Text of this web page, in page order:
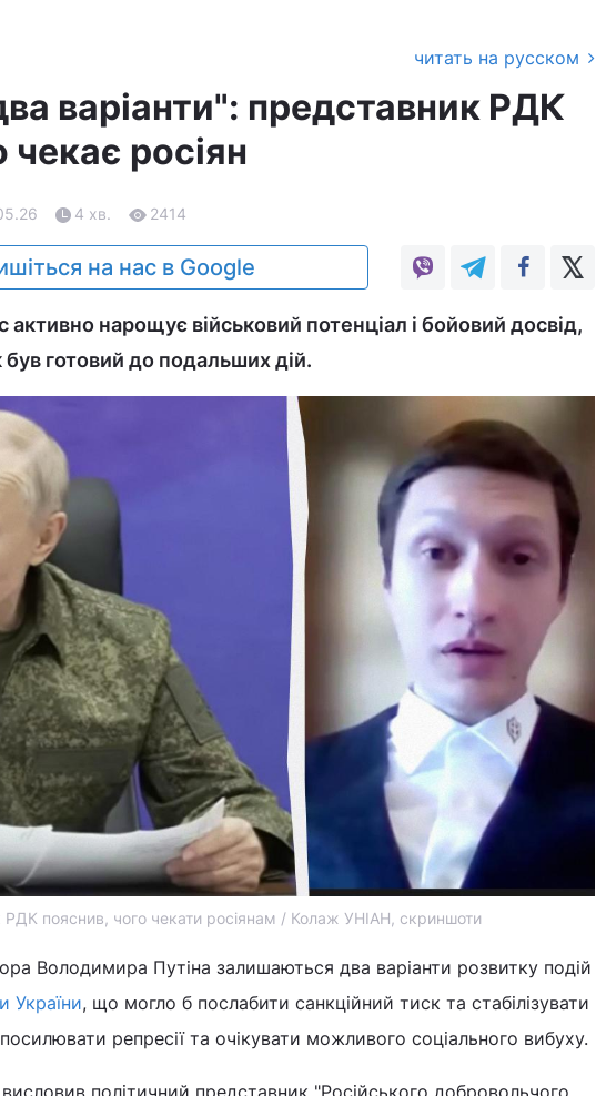
читать на русском
варіанти": представник РДК
росіян
4 хв. 2414
на нас в Google
нарощує військовий потенціал і бойовий досвід,
готовий до подальших дій.
РДК пояснив, чого чекати росіянам / Колаж УНІАН, скриншоти
Володимира Путіна залишаються два варіанти розвитку подій
України, що могло б послабити санкційний тиск та стабілізувати
репресії та очікувати можливого соціального вибуху.
політичний представник "Російського добровольчого